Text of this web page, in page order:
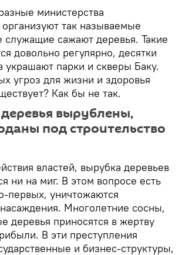
министерства
организуют так называемые
служащие сажают деревья. Такие
довольно регулярно, десятки
украшают парки и скверы Баку.
угроз для жизни и здоровья
Как бы не так.
вырублены,
под строительство
властей, вырубка деревьев
ни на миг. В этом вопросе есть
первых, уничтожаются
Многолетние сосны,
деревья приносятся в жертву
В эти преступления
и бизнес-структуры,